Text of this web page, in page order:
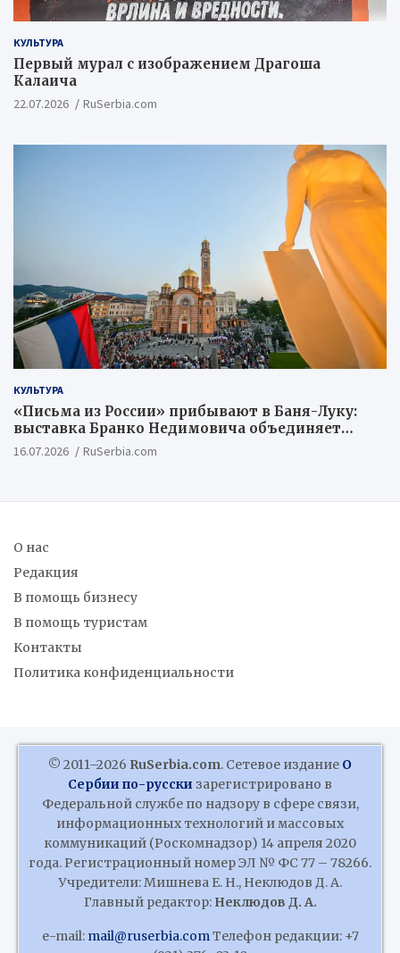
КУЛЬТУРА
Первый мурал с изображением Драгоша
Калаича
22.07.2026 RuSerbia.com
КУЛЬТУРА
«Письма из России» прибывают в Баня-Луку:
выставка Бранко Недимовича объединяет
шестерых художников из Российской
Федерации
16.07.2026 RuSerbia.com
О нас
Редакция
В помощь бизнесу
В помощь туристам
Контакты
Политика конфиденциальности
© 2011–2026 RuSerbia.com. Сетевое издание О
Сербии по-русски зарегистрировано в
Федеральной службе по надзору в сфере связи,
информационных технологий и массовых
коммуникаций (Роскомнадзор) 14 апреля 2020
года. Регистрационный номер ЭЛ № ФС 77 – 78266.
Учредители: Мишнева Е. Н., Неклюдов Д. А.
Главный редактор: Неклюдов Д. А.
e-mail: mail@ruserbia.comТелефон редакции: +7